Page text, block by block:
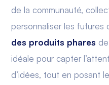
de la communauté,
personnaliser les
des produits phares
idéale pour capter
d’idées, tout en posant